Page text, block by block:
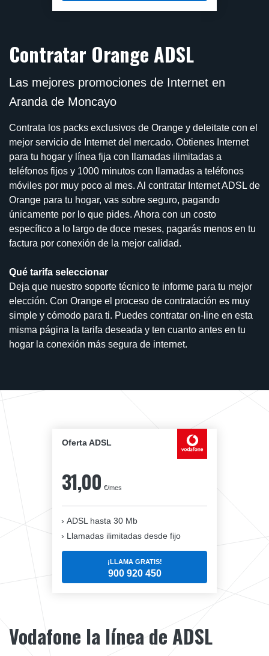
Contratar Orange ADSL
Las mejores promociones de Internet en
Aranda de Moncayo
Contrata los packs exclusivos de Orange y deleitate con el
mejor servicio de Internet del mercado. Obtienes Internet
para tu hogar y línea fija con llamadas ilimitadas a
teléfonos fijos y 1000 minutos con llamadas a teléfonos
móviles por muy poco al mes. Al contratar Internet ADSL de
Orange para tu hogar, vas sobre seguro, pagando
únicamente por lo que pides. Ahora con un costo
específico a lo largo de doce meses, pagarás menos en tu
factura por conexión de la mejor calidad.
Qué tarifa seleccionar
Deja que nuestro soporte técnico te informe para tu mejor
elección. Con Orange el proceso de contratación es muy
simple y cómodo para ti. Puedes contratar on-line en esta
misma página la tarifa deseada y ten cuanto antes en tu
hogar la conexión más segura de internet.
Oferta ADSL
31,00 €/mes
ADSL hasta 30 Mb
Llamadas ilimitadas desde fijo
¡LLAMA GRATIS!
900 920 450
Vodafone la línea de ADSL